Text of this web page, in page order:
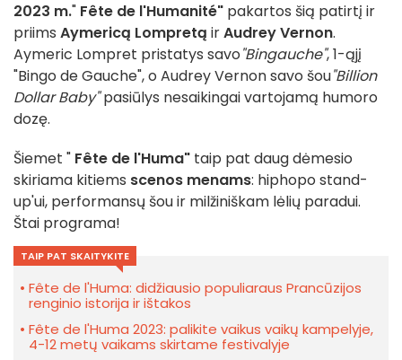
2023 m." Fête de l'Humanité" pakartos šią patirtį ir
priims Aymericą Lompretą irAudrey Vernon.
Aymeric Lompret pristatys savo"Bingauche", 1-ąjį
"Bingo de Gauche", o Audrey Vernon savo šou"Billion
Dollar Baby"pasiūlys nesaikingai vartojamą humoro
dozę.
Šiemet " Fête de l'Huma" taip pat daug dėmesio
skiriama kitiems scenos menams: hiphopo stand-
up'ui, performansų šou ir milžiniškam lėlių paradui.
Štai programa!
TAIP PAT SKAITYKITE
Fête de l'Huma: didžiausio populiaraus Prancūzijos
renginio istorija ir ištakos
Fête de l'Huma 2023: palikite vaikus vaikų kampelyje,
4-12 metų vaikams skirtame festivalyje